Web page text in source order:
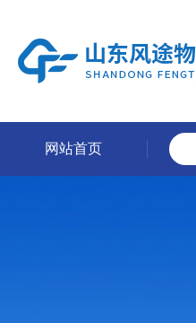
网站首页